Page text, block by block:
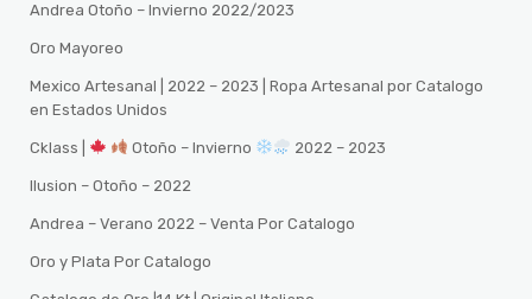
Andrea Otoño – Invierno 2022/2023
Oro Mayoreo
Mexico Artesanal | 2022 – 2023 | Ropa Artesanal por Catalogo
en Estados Unidos
Cklass | Otoño – Invierno 2022 – 2023
Ilusion – Otoño – 2022
Andrea – Verano 2022 – Venta Por Catalogo
Oro y Plata Por Catalogo